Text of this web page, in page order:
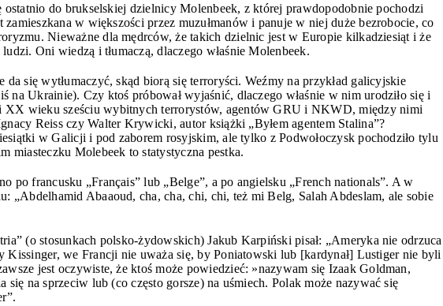
do brukselskiej dzielnicy Molenbeek, z której prawdopodobnie pochodzi
w większości przez muzułmanów i panuje w niej duże bezrobocie, co
Nieważne dla mędrców, że takich dzielnic jest w Europie kilkadziesiąt i że
Oni wiedzą i tłumaczą, dlaczego właśnie Molenbeek.
się wytłumaczyć, skąd biorą się terroryści. Weźmy na przykład galicyjskie
na Ukrainie). Czy ktoś próbował wyjaśnić, dlaczego właśnie w nim urodziło się i
XX wieku sześciu wybitnych terrorystów, agentów GRU i NKWD, między nimi
Reiss czy Walter Krywicki, autor książki „Byłem agentem Stalina”?
w Galicji i pod zaborem rosyjskim, ale tylko z Podwołoczysk pochodziło tylu
miasteczku Molebeek to statystyczna pestka.
po francusku „Français” lub „Belge”, a po angielsku „French nationals”. A w
„Abdelhamid Abaaoud, cha, cha, chi, chi, też mi Belg, Salah Abdeslam, ale sobie
(o stosunkach polsko-żydowskich) Jakub Karpiński pisał: „Ameryka nie odrzuca
Kissinger, we Francji nie uważa się, by Poniatowski lub [kardynał] Lustiger nie byli
jest oczywiste, że ktoś może powiedzieć: »nazywam się Izaak Goldman,
się na sprzeciw lub (co często gorsze) na uśmiech. Polak może nazywać się